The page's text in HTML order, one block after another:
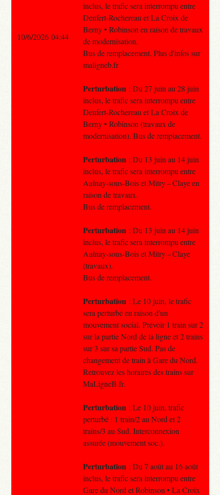
inclus, le trafic sera interrompu entre
Denfert-Rochereau et La Croix de
Berny • Robinson en raison de travaux
de modernisation.
Bus de remplacement. Plus d'infos sur
maligneb.fr
Perturbation : Du 27 juin au 28 juin
inclus, le trafic sera interrompu entre
Denfert-Rochereau et La Croix de
Berny • Robinson (travaux de
modernisation). Bus de remplacement.
Perturbation : Du 13 juin au 14 juin
inclus, le trafic sera interrompu entre
Aulnay-sous-Bois et Mitry – Claye en
raison de travaux.
Bus de remplacement.
Perturbation : Du 13 juin au 14 juin
inclus, le trafic sera interrompu entre
Aulnay-sous-Bois et Mitry – Claye
(travaux).
Bus de remplacement.
Perturbation : Le 10 juin, le trafic
sera perturbé en raison d'un
mouvement social. Prévoir 1 train sur 2
sur la partie Nord de la ligne et 2 trains
sur 3 sur sa partie Sud. Pas de
changement de train à Gare du Nord.
Retrouvez les horaires des trains sur
MaLigneB.fr.
Perturbation : Le 10 juin, trafic
perturbé : 1 train/2 au Nord et 2
trains/3 au Sud. Interconnexion
assurée (mouvement soc.).
Perturbation : Du 7 août au 16 août
inclus, le trafic sera interrompu entre
Gare du Nord et Robinson • La Croix
10/6/2026 04:44